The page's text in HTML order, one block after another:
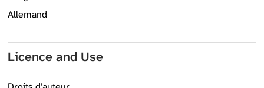
Allemand
Licence and Use